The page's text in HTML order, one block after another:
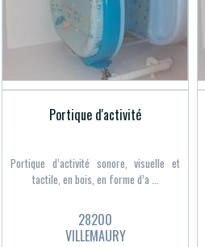
Portique d'activité
Portique d’activité sonore, visuelle et
tactile, en bois, en forme d’a ...
28200
VILLEMAURY